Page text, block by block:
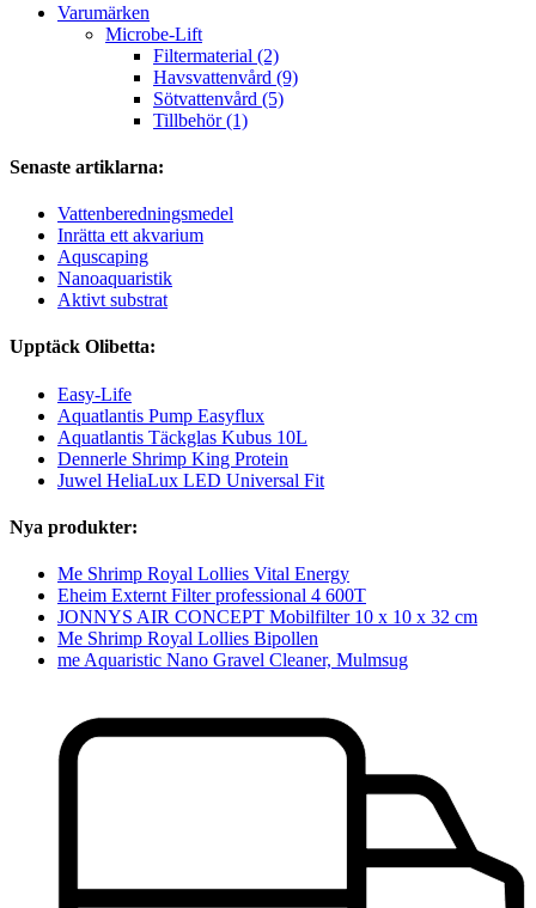
Varumärken
Microbe-Lift
Filtermaterial (2)
Havsvattenvård (9)
Sötvattenvård (5)
Tillbehör (1)
Senaste artiklarna:
Vattenberedningsmedel
Inrätta ett akvarium
Aquscaping
Nanoaquaristik
Aktivt substrat
Upptäck Olibetta:
Easy-Life
Aquatlantis Pump Easyflux
Aquatlantis Täckglas Kubus 10L
Dennerle Shrimp King Protein
Juwel HeliaLux LED Universal Fit
Nya produkter:
Me Shrimp Royal Lollies Vital Energy
Eheim Externt Filter professional 4 600T
JONNYS AIR CONCEPT Mobilfilter 10 x 10 x 32 cm
Me Shrimp Royal Lollies Bipollen
me Aquaristic Nano Gravel Cleaner, Mulmsug